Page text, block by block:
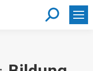
Search: